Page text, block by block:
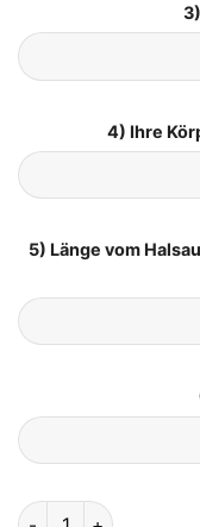
4) Ihre
5) Länge vom
Standesamtliches